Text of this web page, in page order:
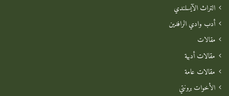
التراث الآيسلندي
أدب وادي الرافدين
مقالات
مقالات أدبية
مقالات عامة
الأخوات برونتي